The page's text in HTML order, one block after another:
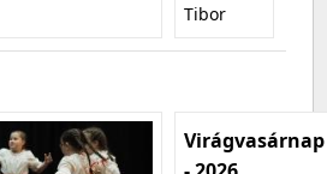
Tibor
Virágvasárnap